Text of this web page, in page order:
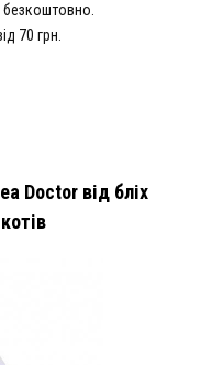
70 грн.
Doctor від бліх